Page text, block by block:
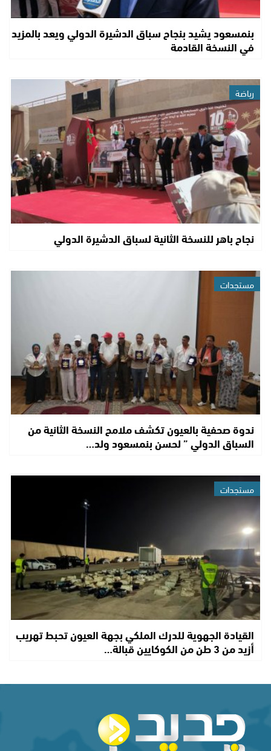
بنمسعود يشيد بنجاح سباق الدشيرة الدولي ويعد بالمزيد
في النسخة القادمة
رياضة
نجاح باهر للنسخة الثانية لسباق الدشيرة الدولي
مستجدات
ندوة صحفية بالعيون تكشف ملامح النسخة الثانية من
السباق الدولي ” لحسن بنمسعود ولد…
مستجدات
القيادة الجهوية للدرك الملكي بجهة العيون تحبط تهريب
أزيد من 3 طن من الكوكايين قبالة…